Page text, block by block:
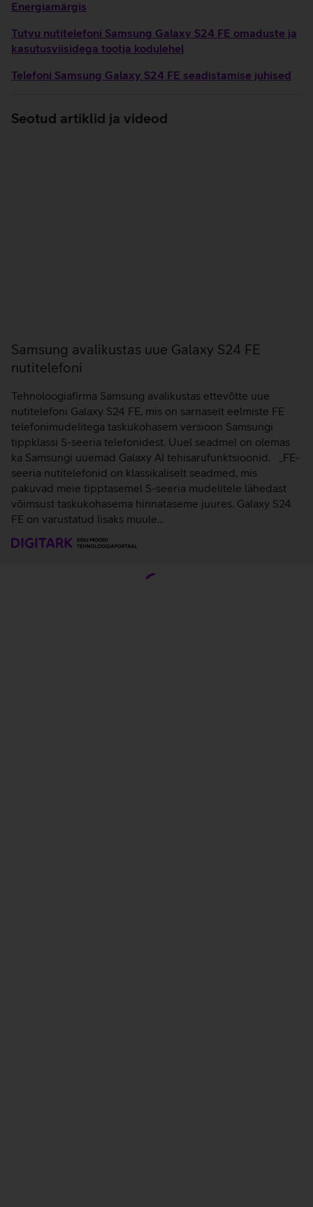
Energiamärgis
Tutvu nutitelefoni Samsung Galaxy S24 FE omaduste ja
kasutusviisidega tootja kodulehel
Telefoni Samsung Galaxy S24 FE seadistamise juhised
Seotud artiklid ja videod
Samsung avalikustas uue Galaxy S24 FE
nutitelefoni
Tehnoloogiafirma Samsung avalikustas ettevõtte uue
nutitelefoni Galaxy S24 FE, mis on sarnaselt eelmiste FE
telefonimudelitega taskukohasem versioon Samsungi
tippklassi S-seeria telefonidest. Uuel seadmel on olemas
ka Samsungi uuemad Galaxy AI tehisarufunktsioonid. „FE-
seeria nutitelefonid on klassikaliselt seadmed, mis
pakuvad meie tipptasemel S-seeria mudelitele lähedast
võimsust taskukohasema hinnataseme juures. Galaxy S24
FE on varustatud lisaks muule…